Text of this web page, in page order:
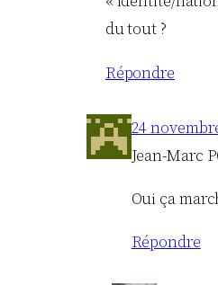
du tout ?
Répondre
24
Jean-Marc
Oui ça
Répondre